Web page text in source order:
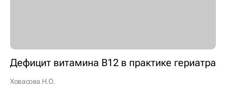
Дефицит витамина В12 в практике гериатра
Ховасова Н.О.